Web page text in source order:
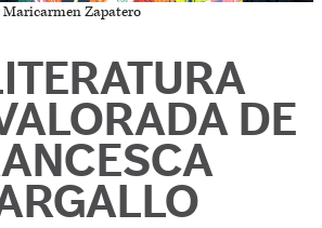
Zapatero
DE